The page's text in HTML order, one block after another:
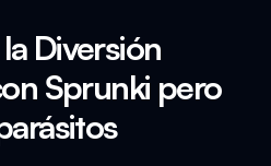
Diversión
Sprunki pero